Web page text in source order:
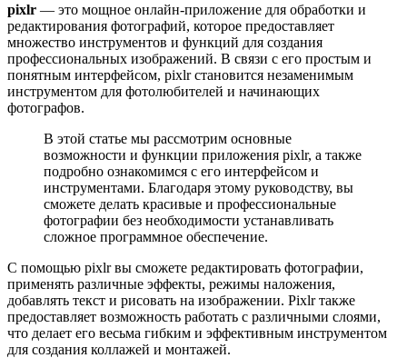
pixlr — это мощное онлайн-приложение для обработки и
редактирования фотографий, которое предоставляет
множество инструментов и функций для создания
профессиональных изображений. В связи с его простым и
понятным интерфейсом, pixlr становится незаменимым
инструментом для фотолюбителей и начинающих
фотографов.
В этой статье мы рассмотрим основные
возможности и функции приложения pixlr, а также
подробно ознакомимся с его интерфейсом и
инструментами. Благодаря этому руководству, вы
сможете делать красивые и профессиональные
фотографии без необходимости устанавливать
сложное программное обеспечение.
С помощью pixlr вы сможете редактировать фотографии,
применять различные эффекты, режимы наложения,
добавлять текст и рисовать на изображении. Pixlr также
предоставляет возможность работать с различными слоями,
что делает его весьма гибким и эффективным инструментом
для создания коллажей и монтажей.